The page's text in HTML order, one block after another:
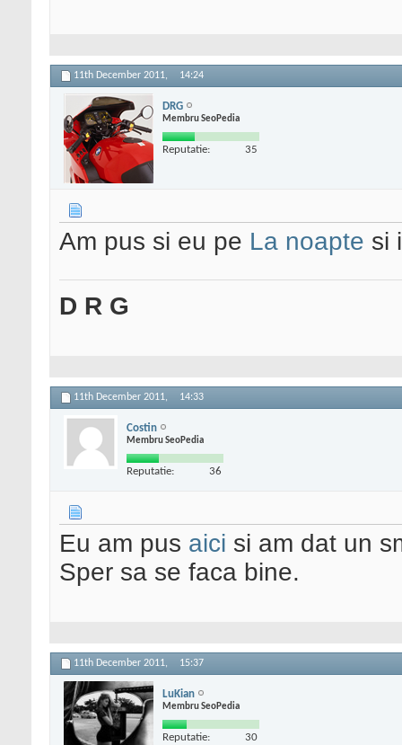
11th December 2011, 14:24
DRG
Membru SeoPedia
Reputatie: 35
Am pus si eu pe La noapte si
D R G
11th December 2011, 14:33
Costin
Membru SeoPedia
Reputatie: 36
Eu am pus aici si am dat un
Sper sa se faca bine.
11th December 2011, 15:37
LuKian
Membru SeoPedia
Reputatie: 30